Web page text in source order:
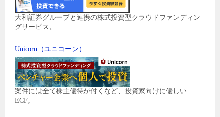
大和証券グループと連携の株式投資型クラウドファンディン
グサービス。
Unicorn（ユニコーン）
案件には全て株主優待が付くなど、投資家向けに優しい
ECF。